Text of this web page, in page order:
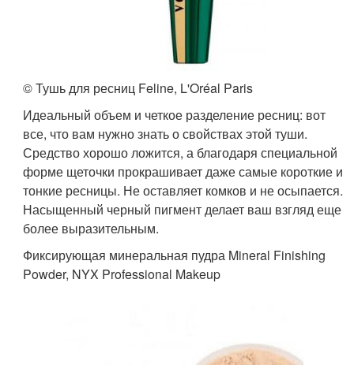
© Тушь для ресниц Feline, L'Oréal Paris
Идеальный объем и четкое разделение ресниц: вот
все, что вам нужно знать о свойствах этой туши.
Средство хорошо ложится, а благодаря специальной
форме щеточки прокрашивает даже самые короткие и
тонкие ресницы. Не оставляет комков и не осыпается.
Насыщенный черный пигмент делает ваш взгляд еще
более выразительным.
Фиксирующая минеральная пудра Mineral Finishing
Powder, NYX Professional Makeup